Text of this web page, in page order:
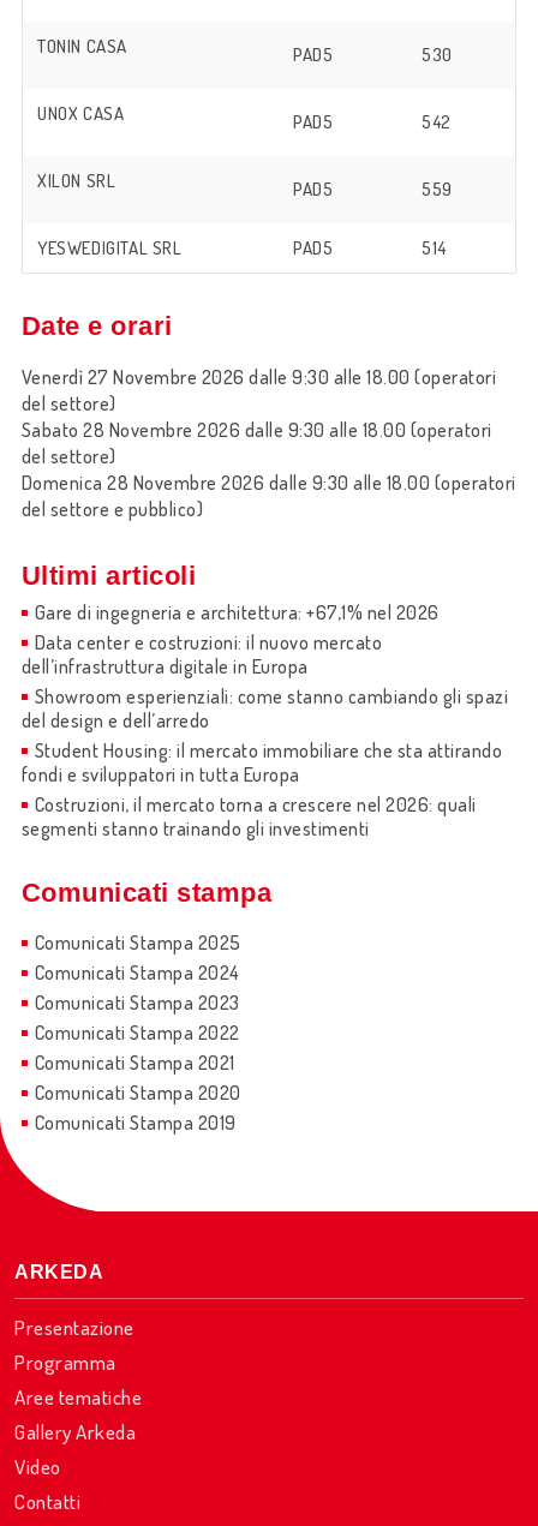
TONIN CASA PAD5 530
UNOX CASA PAD5 542
XILON SRL PAD5 559
YESWEDIGITAL SRL PAD5 514
Date e orari
Venerdì 27 Novembre 2026 dalle 9:30 alle 18.00 (operatori
del settore)
Sabato 28 Novembre 2026 dalle 9:30 alle 18.00 (operatori
del settore)
Domenica 28 Novembre 2026 dalle 9:30 alle 18.00 (operatori
del settore e pubblico)
Ultimi articoli
Gare di ingegneria e architettura: +67,1% nel 2026
Data center e costruzioni: il nuovo mercato
dell’infrastruttura digitale in Europa
Showroom esperienziali: come stanno cambiando gli spazi
del design e dell’arredo
Student Housing: il mercato immobiliare che sta attirando
fondi e sviluppatori in tutta Europa
Costruzioni, il mercato torna a crescere nel 2026: quali
segmenti stanno trainando gli investimenti
Comunicati stampa
Comunicati Stampa 2025
Comunicati Stampa 2024
Comunicati Stampa 2023
Comunicati Stampa 2022
Comunicati Stampa 2021
Comunicati Stampa 2020
Comunicati Stampa 2019
ARKEDA
Presentazione
Programma
Aree tematiche
Gallery Arkeda
Video
Contatti